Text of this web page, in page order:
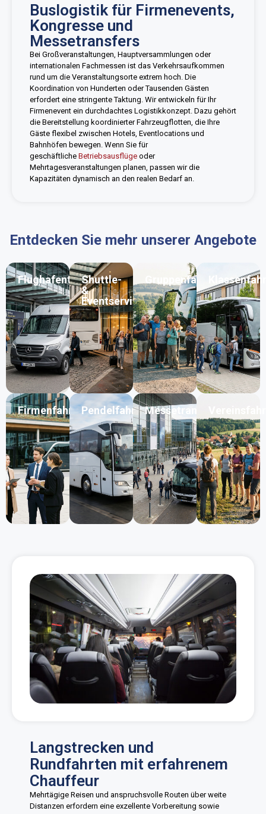
Buslogistik für Firmenevents,
Kongresse und
Messetransfers
Bei Großveranstaltungen, Hauptversammlungen oder
internationalen Fachmessen ist das Verkehrsaufkommen
rund um die Veranstaltungsorte extrem hoch. Die
Koordination von Hunderten oder Tausenden Gästen
erfordert eine stringente Taktung. Wir entwickeln für Ihr
Firmenevent ein durchdachtes Logistikkonzept. Dazu gehört
die Bereitstellung koordinierter Fahrzeugflotten, die Ihre
Gäste flexibel zwischen Hotels, Eventlocations und
Bahnhöfen bewegen. Wenn Sie für
geschäftliche Betriebsausflüge oder
Mehrtagesveranstaltungen planen, passen wir die
Kapazitäten dynamisch an den realen Bedarf an.
Entdecken Sie mehr unserer Angebote
Flughafentransfer
Shuttle-
&
Eventservice
Gruppenfahrten
FirmenfahrtenPendelfahrtenMessetransfer
Langstrecken und
Rundfahrten mit erfahrenem
Chauffeur
Mehrtägige Reisen und anspruchsvolle Routen über weite
Distanzen erfordern eine exzellente Vorbereitung sowie